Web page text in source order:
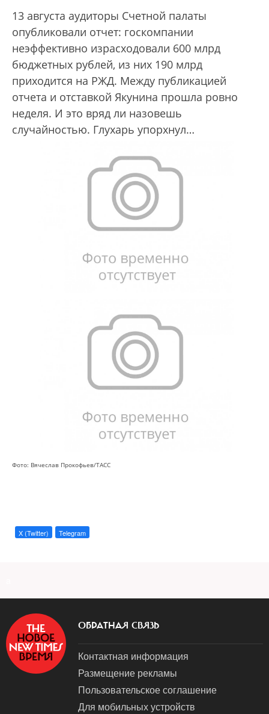
13 августа аудиторы Счетной палаты
опубликовали отчет: госкомпании
неэффективно израсходовали 600 млрд
бюджетных рублей, из них 190 млрд
приходится на РЖД. Между публикацией
отчета и отставкой Якунина прошла ровно
неделя. И это вряд ли назовешь
случайностью. Глухарь упорхнул…
Фото: Вячеслав Прокофьев/ТАСС
X (Twitter) Telegram
ОБРАТНАЯ СВЯЗЬ
Контактная информация
Размещение рекламы
Пользовательское соглашение
Для мобильных устройств